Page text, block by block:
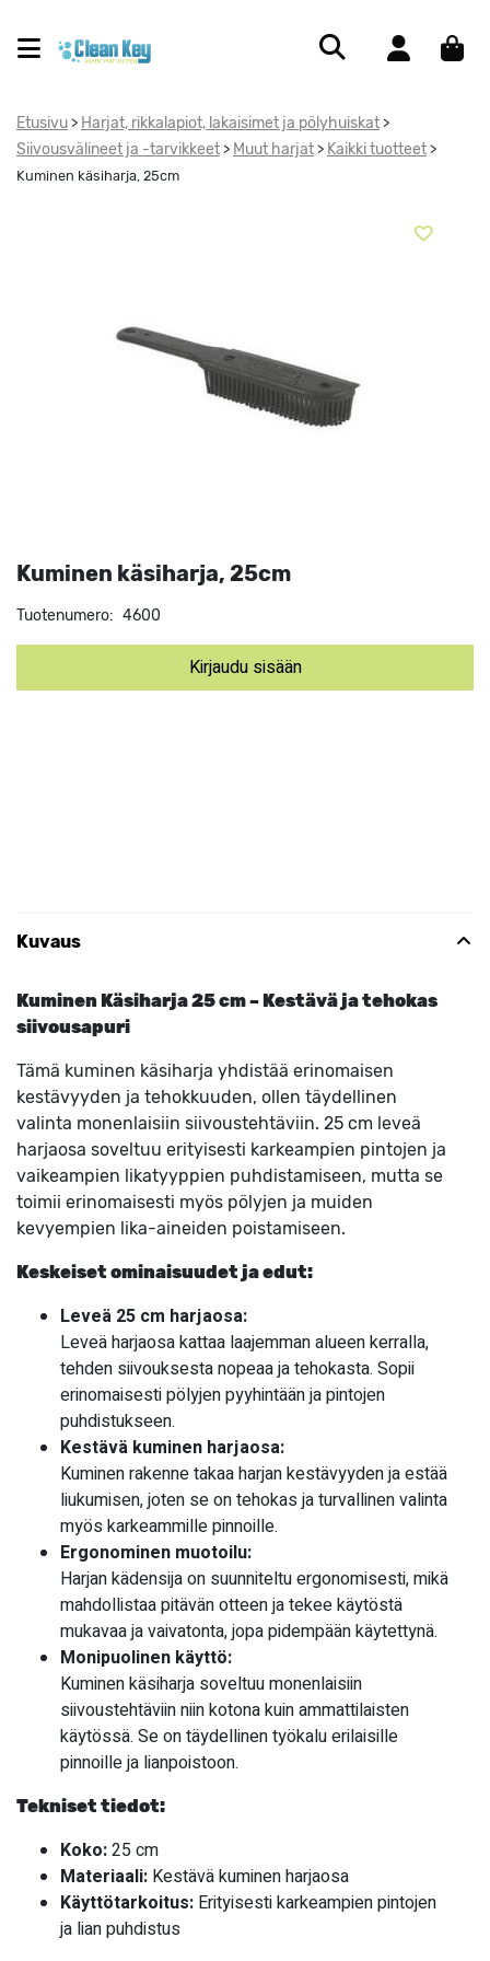
Etusivu > Harjat, rikkalapiot, lakaisimet ja pölyhuiskat >
Siivousvälineet ja -tarvikkeet > Muut harjat > Kaikki tuotteet >
Kuminen käsiharja, 25cm
Kuminen käsiharja, 25cm
Tuotenumero: 4600
Kirjaudu sisään
Kuvaus
Kuminen Käsiharja 25 cm – Kestävä ja tehokas
siivousapuri
Tämä kuminen käsiharja yhdistää erinomaisen
kestävyyden ja tehokkuuden, ollen täydellinen
valinta monenlaisiin siivoustehtäviin. 25 cm leveä
harjaosa soveltuu erityisesti karkeampien pintojen ja
vaikeampien likatyyppien puhdistamiseen, mutta se
toimii erinomaisesti myös pölyjen ja muiden
kevyempien lika-aineiden poistamiseen.
Keskeiset ominaisuudet ja edut:
Leveä 25 cm harjaosa:
Leveä harjaosa kattaa laajemman alueen kerralla,
tehden siivouksesta nopeaa ja tehokasta. Sopii
erinomaisesti pölyjen pyyhintään ja pintojen
puhdistukseen.
Kestävä kuminen harjaosa:
Kuminen rakenne takaa harjan kestävyyden ja estää
liukumisen, joten se on tehokas ja turvallinen valinta
myös karkeammille pinnoille.
Ergonominen muotoilu:
Harjan kädensija on suunniteltu ergonomisesti, mikä
mahdollistaa pitävän otteen ja tekee käytöstä
mukavaa ja vaivatonta, jopa pidempään käytettynä.
Monipuolinen käyttö:
Kuminen käsiharja soveltuu monenlaisiin
siivoustehtäviin niin kotona kuin ammattilaisten
käytössä. Se on täydellinen työkalu erilaisille
pinnoille ja lianpoistoon.
Tekniset tiedot:
Koko:25 cm
Materiaali: Kestävä kuminen harjaosa
Käyttötarkoitus: Erityisesti karkeampien pintojen
ja lian puhdistus